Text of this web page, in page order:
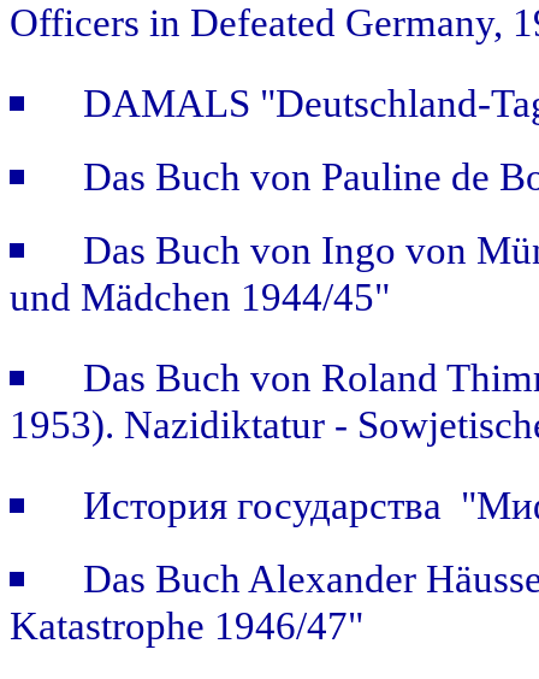
Officers in Defeated Germany,
DAMALS "Deutschland-
Das Buch von Pauline de
Das Buch von Ingo von
und Mädchen 1944/45"
Das Buch von Roland
1953). Nazidiktatur -
История государства
Das Buch Alexander
Katastrophe 1946/47"